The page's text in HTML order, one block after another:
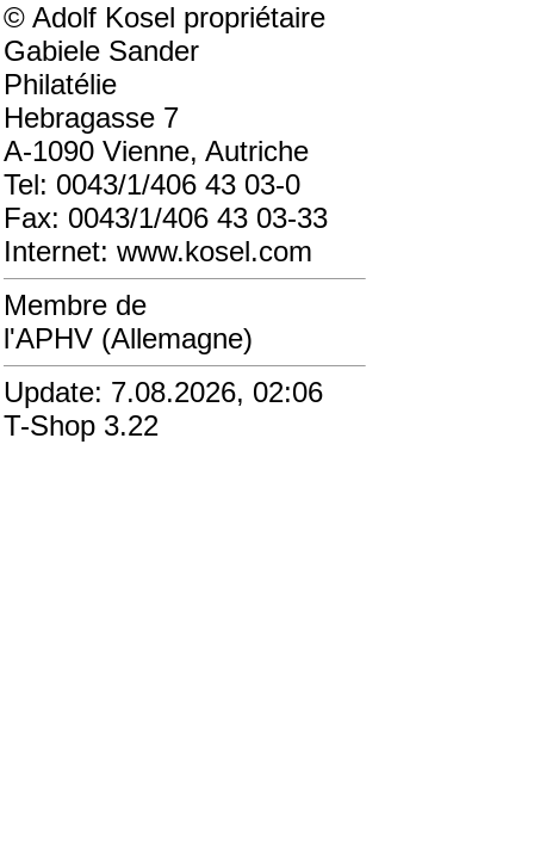
© Adolf Kosel propriétaire
Gabiele Sander
Philatélie
Hebragasse 7
A-1090 Vienne, Autriche
Tel: 0043/1/406 43 03-0
Fax: 0043/1/406 43 03-33
Internet: www.kosel.com
Membre de
l'APHV (Allemagne)
Update: 7.08.2026, 02:06
T-Shop 3.22